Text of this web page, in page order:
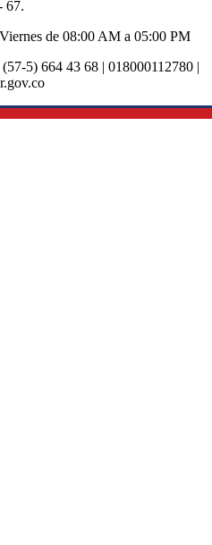
67.
de 08:00 AM a 05:00 PM
5) 664 43 68 | 018000112780 |